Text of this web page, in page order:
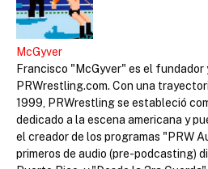
McGyver
Francisco "McGyver" es el fundador
PRWrestling.com. Con una
1999, PRWrestling se estableció
dedicado a la escena americana y
el creador de los programas "PRW
primeros de audio (pre-podcasting)